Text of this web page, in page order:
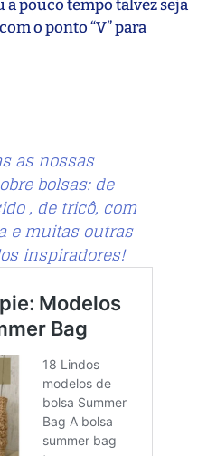
pouco tempo talvez seja
o ponto “V” para
as nossas
bolsas: de
, de tricô, com
e muitas outras
inspiradores!